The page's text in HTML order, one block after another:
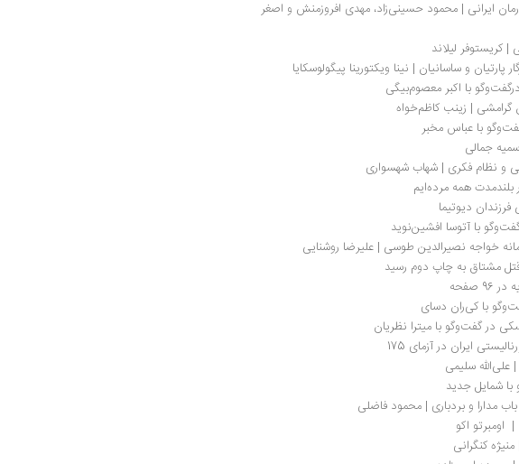
کریستوفر لیلاند
پارتیان و ساسانیان | نینا ویکتورینا پیگولوسکایا
با اکبر معصوم‌بیگی
گرامشی | زینب کاظم‌خواه
با عباس مخبر
جمالی
و نظام فکری | شهاب شهسواری
بلندمدت همه مرده‌ایم
دیوتیما
با آتوسا افشین‌نوید
خواجه نصیرالدین طوسی | علیرضا روشنایی
مشتاق به چاپ دوم رسید
صفحه
با کی‌ران دسای
در گفت‌وگو با میترا نظریان
ایران در آزمای 175
علی‌الله سلیمی
با شمایل جدید
مدارا و بردباری | محمود فاضلی
اومبرتو اکو
کنگرانی